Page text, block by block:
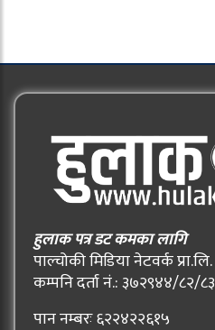
हुलाक पत्र डट कमका लागि
पाल्चोकी मिडिया नेटवर्क प्रा.लि.
कम्पनि दर्ता नं.: ३७२९४४/८२/८३
पान नम्बरः ६२२४२२६१५